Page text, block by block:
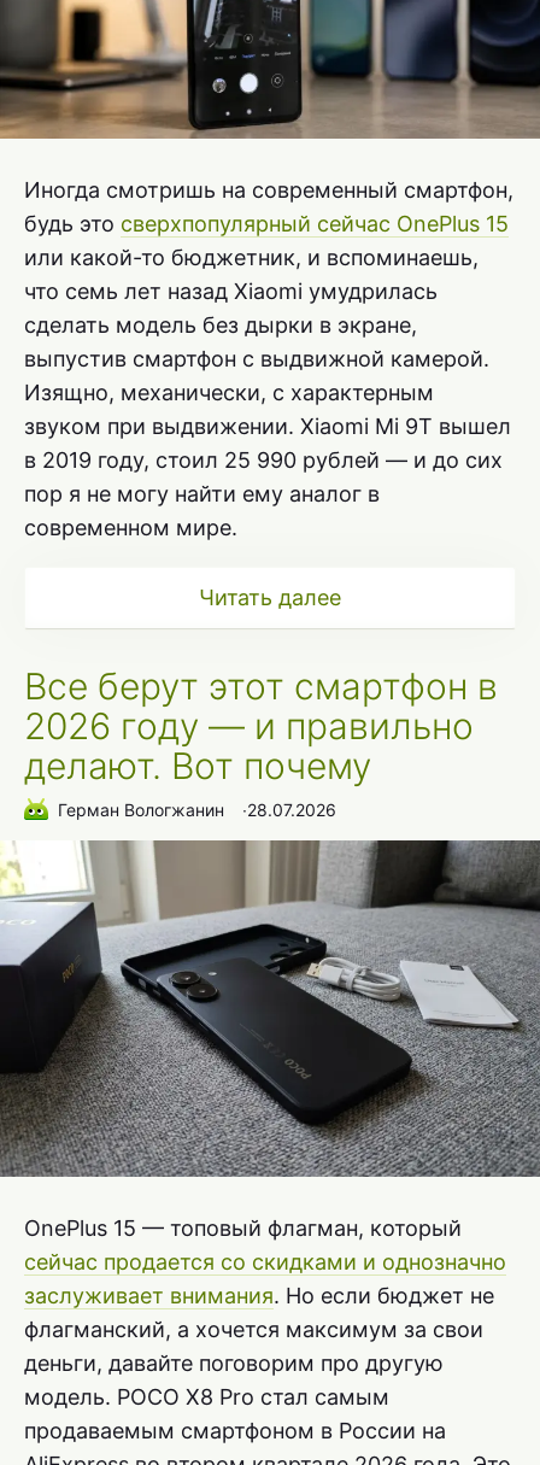
Иногда смотришь на современный смартфон,
будь это сверхпопулярный сейчас OnePlus 15
или какой-то бюджетник, и вспоминаешь,
что семь лет назад Xiaomi умудрилась
сделать модель без дырки в экране,
выпустив смартфон с выдвижной камерой.
Изящно, механически, с характерным
звуком при выдвижении. Xiaomi Mi 9T вышел
в 2019 году, стоил 25 990 рублей — и до сих
пор я не могу найти ему аналог в
современном мире.
Читать далее
Все берут этот смартфон в
2026 году — и правильно
делают. Вот почему
Герман Вологжанин ∙28.07.2026
OnePlus 15 — топовый флагман, который
сейчас продается со скидками и однозначно
заслуживает внимания. Но если бюджет не
флагманский, а хочется максимум за свои
деньги, давайте поговорим про другую
модель. POCO X8 Pro стал самым
продаваемым смартфоном в России на